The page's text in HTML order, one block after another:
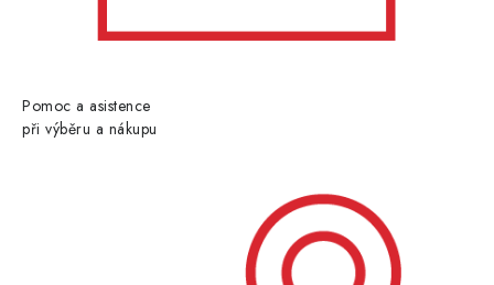
Pomoc a asistence
při výběru a nákupu